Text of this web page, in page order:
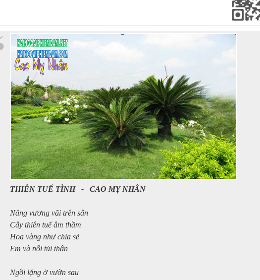
THIÊN TUẾ TÌNH- CAO MỴ NHÂN
Nắng vương vãi trên sân
Cây thiên tuế âm thầm
Hoa vàng như chia sẻ
Em và nỗi tủi thân
Ngồi lặng ở vườn sau